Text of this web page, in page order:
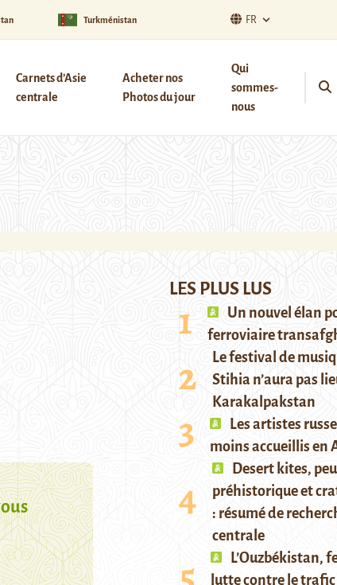
Turkménistan FR
Carnets d’Asie
centrale
Acheter nos
Photos du jour
Qui
sommes-
nous
LES PLUS LUS
Un nouvel élan
ferroviaire
Le festival de
Stihia n’aura pas
Karakalpakstan
Les artistes
moins accueillis en
Desert kites,
préhistorique et
: résumé de
centrale
L’Ouzbékistan,
lutte contre le